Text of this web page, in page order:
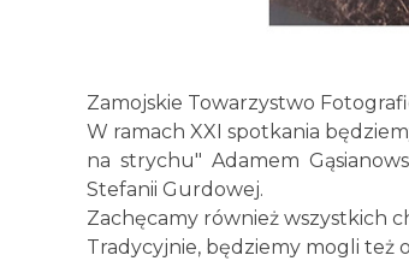
Zamojskie Towarzystwo
W ramach XXI spotkania
na strychu" Adamem
Stefanii Gurdowej.
Zachęcamy również wszystkich
Tradycyjnie, będziemy mogli też